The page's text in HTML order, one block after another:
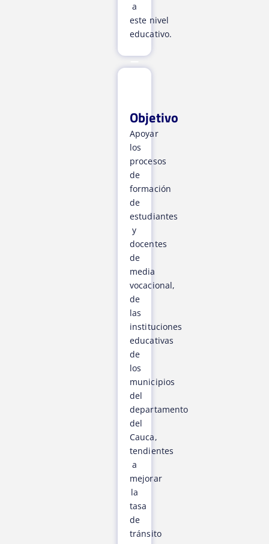
a
este nivel
educativo.
Objetivo
Apoyar
los
procesos
de
formación
de
estudiantes
y
docentes
de
media
vocacional,
de
las
instituciones
educativas
de
los
municipios
del
departamento
del
Cauca,
tendientes
a
mejorar
la
tasa
de
tránsito